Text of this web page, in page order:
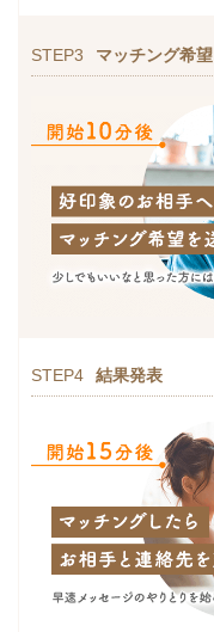
STEP3 マッチング希望
STEP4 結果発表